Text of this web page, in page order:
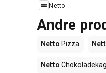
Netto
Andre
Netto Pizza
Netto